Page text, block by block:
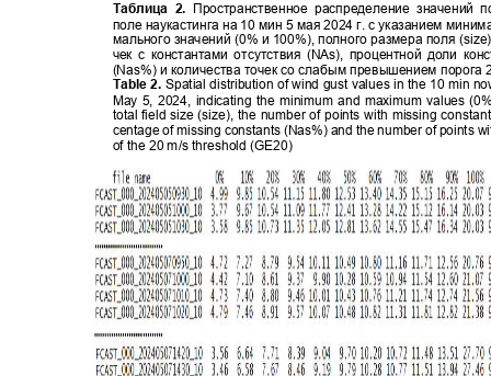
Таблица 2. Пространственное распределение
поле наукастинга на 10 мин 5 мая 2024 г. с указанием
мального значений (0% и 100%), полного размера поля
чек с константами отсутствия (NAs), процентной доли
(Nas%) и количества точек со слабым превышением
Table 2. Spatial distribution of wind gust values in the 10 min
May 5, 2024, indicating the minimum and maximum values
total field size (size), the number of points with missing
centage of missing constants (Nas%) and the number of points
of the 20 m/s threshold (GE20)